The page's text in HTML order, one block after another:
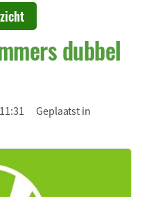
dubbel
Geplaatst in